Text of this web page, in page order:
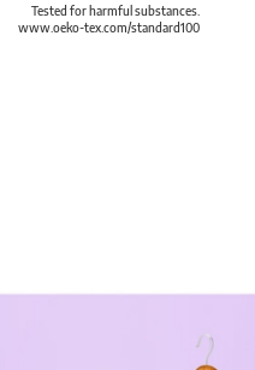
Tested for harmful substances.
www.oeko-tex.com/standard100